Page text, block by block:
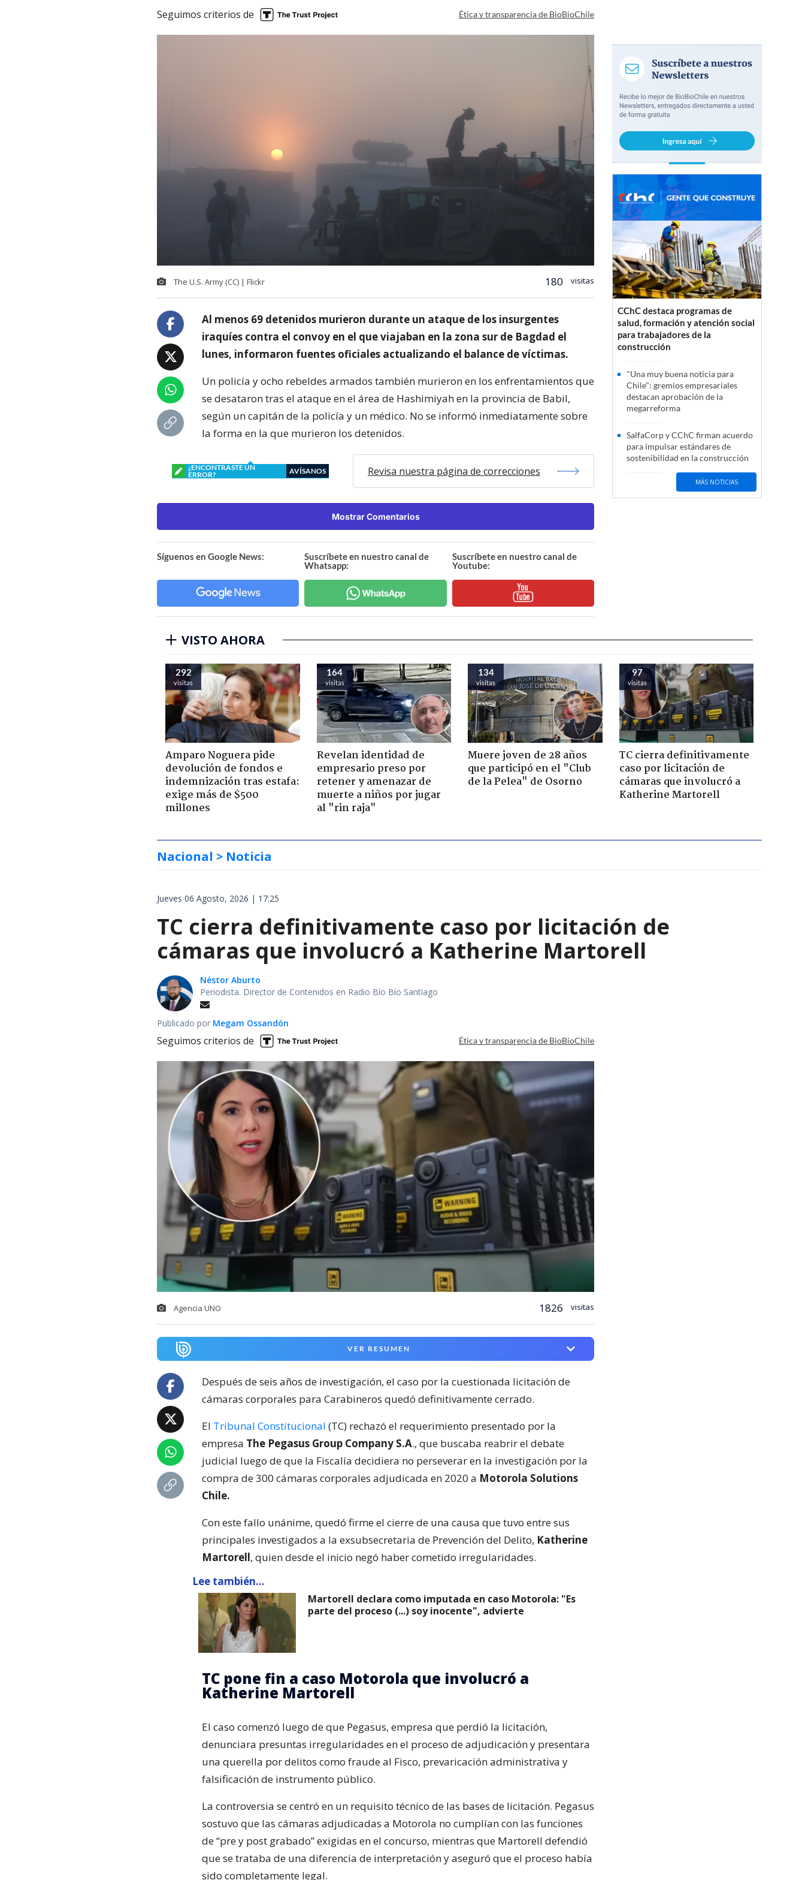
Seguimos criterios de Ética y transparencia de BioBioChile
The U.S. Army (CC) | Flickr 180 visitas
Al menos 69 detenidos murieron durante un ataque de los insurgentes
iraquíes contra el convoy en el que viajaban en la zona sur de Bagdad el
lunes, informaron fuentes oficiales actualizando el balance de víctimas.
Un policía y ocho rebeldes armados también murieron en los enfrentamientos que
se desataron tras el ataque en el área de Hashimiyah en la provincia de Babil,
según un capitán de la policía y un médico. No se informó inmediatamente sobre
la forma en la que murieron los detenidos.
¿ENCONTRASTE UN
ERROR?
AVÍSANOS Revisa nuestra página de correcciones
Mostrar Comentarios
Síguenos en Google News:
Suscríbete en nuestro canal de
Whatsapp:
Suscríbete en nuestro canal de
Youtube:
CChC destaca programas de
salud, formación y atención social
para trabajadores de la
construcción
"Una muy buena noticia para
Chile": gremios empresariales
destacan aprobación de la
megarreforma
SalfaCorp y CChC firman acuerdo
para impulsar estándares de
sostenibilidad en la construcción
MÁS NOTICIAS
VISTO AHORA
292
visitas
Amparo Noguera pide
devolución de fondos e
indemnización tras estafa:
exige más de $500
millones
164
visitas
Revelan identidad de
empresario preso por
retener y amenazar de
muerte a niños por jugar
al "rin raja"
134
visitas
Muere joven de 28 años
que participó en el "Club
de la Pelea" de Osorno
97
visitas
TC cierra definitivamente
caso por licitación de
cámaras que involucró a
Katherine Martorell
Nacional > Noticia
Jueves 06 Agosto, 2026 | 17:25
TC cierra definitivamente caso por licitación de
cámaras que involucró a Katherine Martorell
Néstor Aburto
Periodista. Director de Contenidos en Radio Bío Bío Santiago
Publicado por Megam Ossandón
Seguimos criterios de Ética y transparencia de BioBioChile
Agencia UNO 1826 visitas
VER RESUMEN
Después de seis años de investigación, el caso por la cuestionada licitación de
cámaras corporales para Carabineros quedó definitivamente cerrado.
El Tribunal Constitucional (TC) rechazó el requerimiento presentado por la
empresa The Pegasus Group Company S.A., que buscaba reabrir el debate
judicial luego de que la Fiscalía decidiera no perseverar en la investigación por la
compra de 300 cámaras corporales adjudicada en 2020 a Motorola Solutions
Chile.
Con este fallo unánime, quedó firme el cierre de una causa que tuvo entre sus
principales investigados a la exsubsecretaria de Prevención del Delito, Katherine
Martorell, quien desde el inicio negó haber cometido irregularidades.
Lee también...
Martorell declara como imputada en caso Motorola: "Es
parte del proceso (...) soy inocente", advierte
TC pone fin a caso Motorola que involucró a
Katherine Martorell
El caso comenzó luego de que Pegasus, empresa que perdió la licitación,
denunciara presuntas irregularidades en el proceso de adjudicación y presentara
una querella por delitos como fraude al Fisco, prevaricación administrativa y
falsificación de instrumento público.
La controversia se centró en un requisito técnico de las bases de licitación. Pegasus
sostuvo que las cámaras adjudicadas a Motorola no cumplían con las funciones
de “pre y post grabado” exigidas en el concurso, mientras que Martorell defendió
que se trataba de una diferencia de interpretación y aseguró que el proceso había
sido completamente legal.